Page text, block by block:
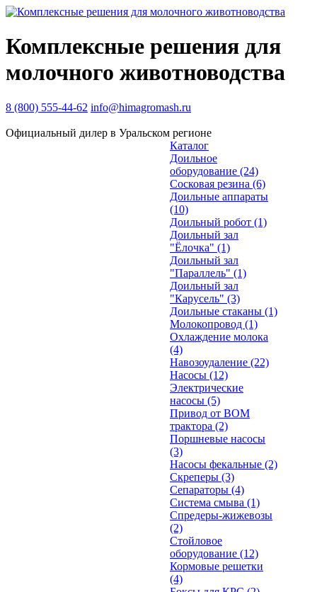
Комплексные решения для
молочного животноводства
8 (800) 555-44-62 info@himagromash.ru
Официальный дилер в Уральском регионе
Каталог
Доильное
оборудование (24)
Сосковая резина (6)
Доильные аппараты
(10)
Доильный робот (1)
Доильный зал
"Ёлочка" (1)
Доильный зал
"Параллель" (1)
Доильный зал
"Карусель" (3)
Доильные стаканы (1)
Молокопровод (1)
Охлаждение молока
(4)
Навозоудаление (22)
Насосы (12)
Электрические
насосы (5)
Привод от ВОМ
трактора (2)
Поршневые насосы
(3)
Насосы фекальные (2)
Скреперы (3)
Сепараторы (4)
Система смыва (1)
Спредеры-жижевозы
(2)
Стойловое
оборудование (12)
Кормовые решетки
(4)